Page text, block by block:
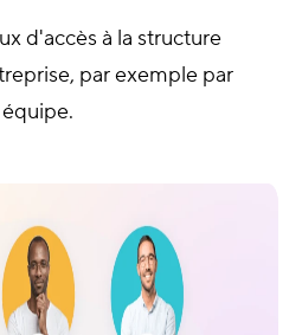
d'accès à la structure
par exemple par